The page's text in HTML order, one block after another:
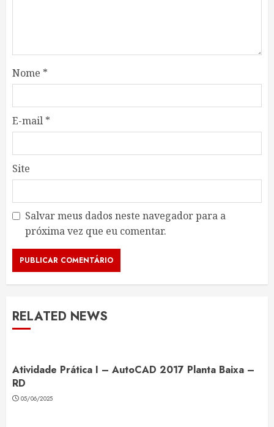
Nome *
E-mail *
Site
Salvar meus dados neste navegador para a
próxima vez que eu comentar.
RELATED NEWS
Atividade Prática I – AutoCAD 2017 Planta Baixa –
RD
05/06/2025